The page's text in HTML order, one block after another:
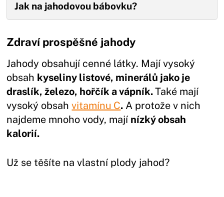
Jak na jahodovou bábovku?
Zdraví prospěšné jahody
Jahody obsahují cenné látky. Mají vysoký
obsah kyseliny listové, minerálů jako je
draslík, železo, hořčík a vápník.Také mají
vysoký obsahvitamínu C. A protože v nich
najdeme mnoho vody, mají nízký obsah
kalorií.
Už se těšíte na vlastní plody jahod?